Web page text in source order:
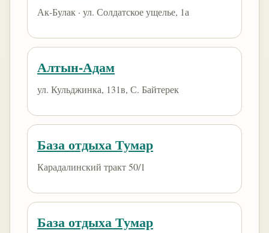
Ак-Булак · ул. Солдатское ущелье, 1а
Алтын-Адам
ул. Кульджинка, 131в, С. Байтерек
База отдыха Тумар
Карадалинский тракт 50/1
База отдыха Тумар